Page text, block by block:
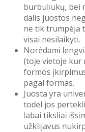
burbuliukų, bei
dalis juostos
ne tik trumpėja
visai nesilaikyti.
Norėdami
(toje vietoje kur
formos
pagal formas.
Juosta yra
todėl jos
labai tiksliai
užklijavus